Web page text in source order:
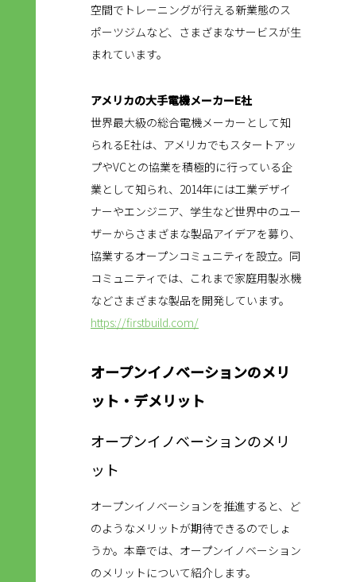
空間でトレーニングが行える新業態のス
ポーツジムなど、さまざまなサービスが生
まれています。
アメリカの大手電機メーカーE社
世界最大級の総合電機メーカーとして知
られるE社は、アメリカでもスタートアッ
プやVCとの協業を積極的に行っている企
業として知られ、2014年には工業デザイ
ナーやエンジニア、学生など世界中のユー
ザーからさまざまな製品アイデアを募り、
協業するオープンコミュニティを設立。同
コミュニティでは、これまで家庭用製氷機
などさまざまな製品を開発しています。
https://firstbuild.com/
オープンイノベーションのメリ
ット・デメリット
オープンイノベーションのメリ
ット
オープンイノベーションを推進すると、ど
のようなメリットが期待できるのでしょ
うか。本章では、オープンイノベーション
のメリットについて紹介します。